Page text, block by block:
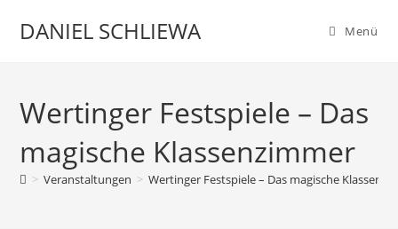
InhaltDANIEL SCHLIEWA Menü
Wertinger Festspiele – Das
magische Klassenzimmer
> Veranstaltungen > Wertinger Festspiele – Das magische